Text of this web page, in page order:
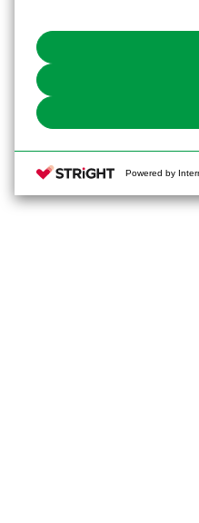
the use of all Cookies except
Powered by